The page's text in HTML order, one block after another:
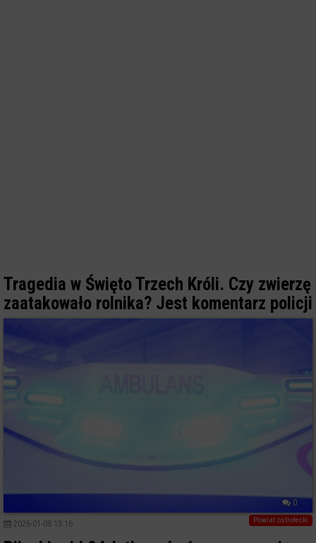
Tragedia w Święto Trzech Króli. Czy zwierzę
zaatakowało rolnika? Jest komentarz policji
0
Powiat ostrołecki
2026-01-08 13:16